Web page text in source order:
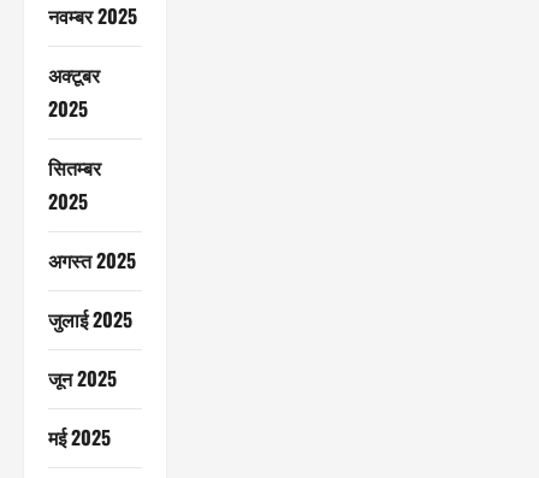
नवम्बर 2025
अक्टूबर
2025
सितम्बर
2025
अगस्त 2025
जुलाई 2025
जून 2025
मई 2025